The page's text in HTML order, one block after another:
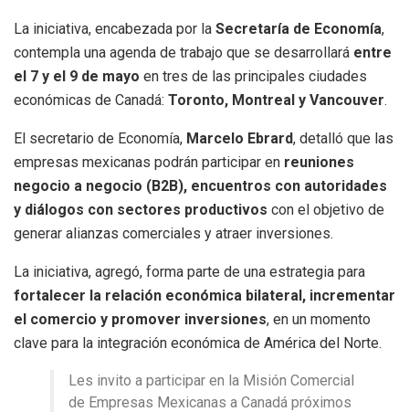
La iniciativa, encabezada por la Secretaría de Economía,
contempla una agenda de trabajo que se desarrollará entre
el 7 y el 9 de mayo en tres de las principales ciudades
económicas de Canadá: Toronto, Montreal y Vancouver.
El secretario de Economía, Marcelo Ebrard, detalló que las
empresas mexicanas podrán participar en reuniones
negocio a negocio (B2B), encuentros con autoridades
y diálogos con sectores productivos con el objetivo de
generar alianzas comerciales y atraer inversiones.
La iniciativa, agregó, forma parte de una estrategia para
fortalecer la relación económica bilateral, incrementar
el comercio y promover inversiones, en un momento
clave para la integración económica de América del Norte.
Les invito a participar en la Misión Comercial
de Empresas Mexicanas a Canadá próximos